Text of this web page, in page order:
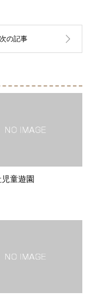
童遊園